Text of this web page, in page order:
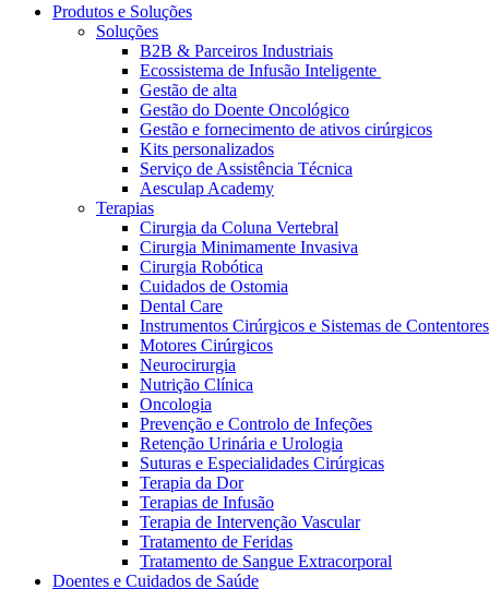
Terapias
Cuidados Domiciliários
Vagas disponíveis
Descubra as tuas oportunidades de carreira na B. Braun.
Media
Contactos
Produtos e Soluções
Soluções
B2B & Parceiros Industriais
Ecossistema de Infusão Inteligente
Gestão de alta
Gestão do Doente Oncológico
Gestão e fornecimento de ativos cirúrgicos
Kits personalizados
Serviço de Assistência Técnica
Aesculap Academy
Terapias
Cirurgia da Coluna Vertebral
Cirurgia Minimamente Invasiva
Cirurgia Robótica
Cuidados de Ostomia
Dental Care
Instrumentos Cirúrgicos e Sistemas de
Motores Cirúrgicos
Neurocirurgia
Nutrição Clínica
Oncologia
Prevenção e Controlo de Infeções
Retenção Urinária e Urologia
Suturas e Especialidades Cirúrgicas
Terapia da Dor
Terapias de Infusão
Terapia de Intervenção Vascular
Tratamento de Feridas
Tratamento de Sangue Extracorporal
Doentes e Cuidados de Saúde